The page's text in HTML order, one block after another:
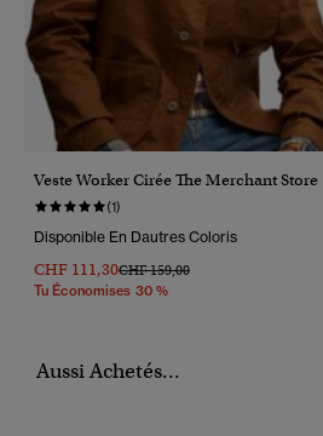
Veste Worker Cirée The Merchant Store
(1)
Disponible En Dautres Coloris
CHF 111,30Prix Réduit De
CHF 159,00À
Tu Économises 30 %
Aussi Achetés...